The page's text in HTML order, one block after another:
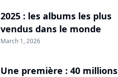
2025 : les albums les plus
vendus dans le monde
March 1, 2026
Une première : 40 millions